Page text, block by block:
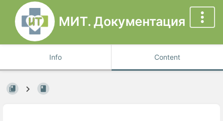
МИТ. Документация
Info Content